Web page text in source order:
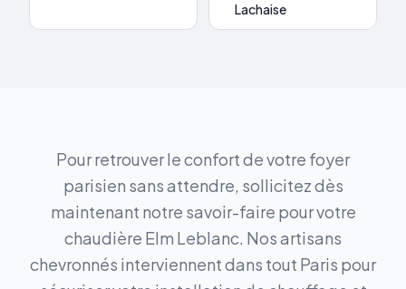
Lachaise
Pour retrouver le confort de votre foyer
parisien sans attendre, sollicitez dès
maintenant notre savoir-faire pour votre
chaudière Elm Leblanc. Nos artisans
chevronnés interviennent dans tout Paris pour